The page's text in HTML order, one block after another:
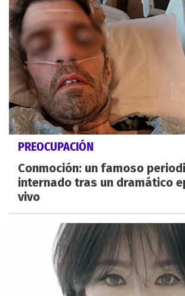
PREOCUPACIÓN
Conmoción: un famoso
internado tras un dramático
vivo